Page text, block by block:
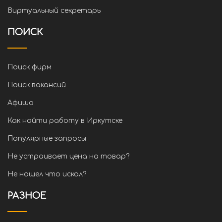
Виртуальный секретарь
ПОИСК
Поиск фирм
Поиск вакансий
Афиша
Как найти работу в Иркутске
Популярные запросы
Не устраивает цена на товар?
Не нашел что искал?
РАЗНОЕ